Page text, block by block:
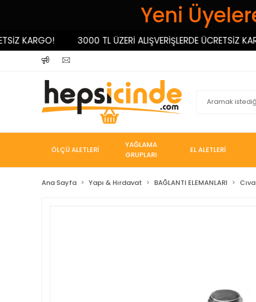
Yeni
KARGO! 3000 TL ÜZERİ ALIŞVERİŞLERDE ÜCRETSİZ KARGO!
ÖLÇÜ ALETLERİ
YAĞLAMA
GRUPLARI
EL ALETLERİ
Ana Sayfa Yapı & Hırdavat BAĞLANTI ELEMANLARI